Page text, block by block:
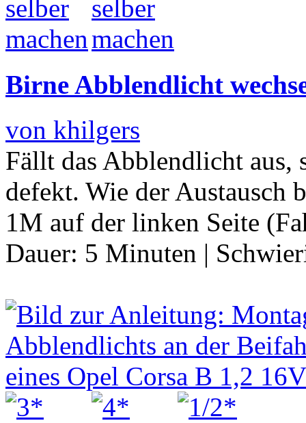
Birne Abblendlicht
von khilgers
Fällt das Abblendlicht aus,
defekt. Wie der Austausch
1M auf der linken Seite
Dauer: 5 Minuten |